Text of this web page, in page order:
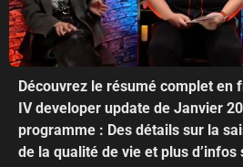
Découvrez le résumé complet en
IV developer update de Janvier
programme : Des détails sur la
de la qualité de vie et plus